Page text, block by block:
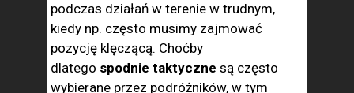
podczas działań w terenie w trudnym,
kiedy np. często musimy zajmować
pozycję klęczącą. Choćby
dlatego spodnie taktyczne są często
wybierane przez podróżników, w tym